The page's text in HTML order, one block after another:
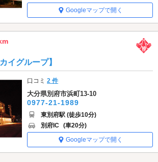
Googleマップで開く
イグループ】
口コミ2 件
大分県別府市浜町13-10
0977-21-1989
東別府駅 (徒歩10分)
別府IC (車20分)
Googleマップで開く